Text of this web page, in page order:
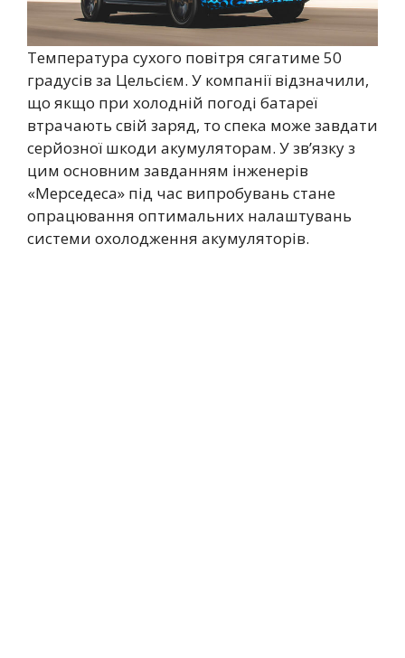
Температура сухого повітря сягатиме 50
градусів за Цельсієм. У компанії відзначили,
що якщо при холодній погоді батареї
втрачають свій заряд, то спека може завдати
серйозної шкоди акумуляторам. У зв’язку з
цим основним завданням інженерів
«Мерседеса» під час випробувань стане
опрацювання оптимальних налаштувань
системи охолодження акумуляторів.